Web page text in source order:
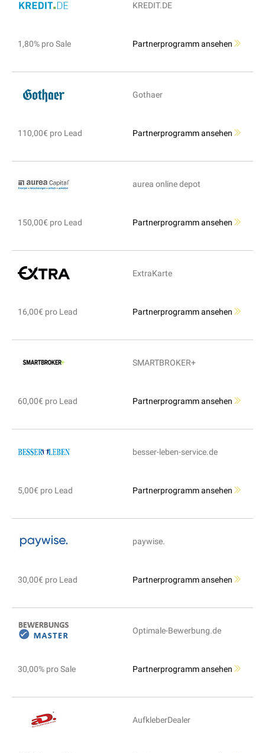
KREDIT.DE
1,80% pro Sale Partnerprogramm ansehen
Gothaer
110,00€ pro Lead Partnerprogramm ansehen
aurea online depot
150,00€ pro Lead Partnerprogramm ansehen
ExtraKarte
16,00€ pro Lead Partnerprogramm ansehen
SMARTBROKER+
60,00€ pro Lead Partnerprogramm ansehen
besser-leben-service.de
5,00€ pro Lead Partnerprogramm ansehen
paywise.
30,00€ pro Lead Partnerprogramm ansehen
Optimale-Bewerbung.de
30,00% pro Sale Partnerprogramm ansehen
AufkleberDealer